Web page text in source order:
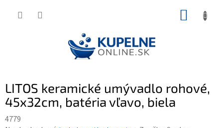
LITOS keramické umývadlo rohové,
45x32cm, batéria vľavo, biela
4779